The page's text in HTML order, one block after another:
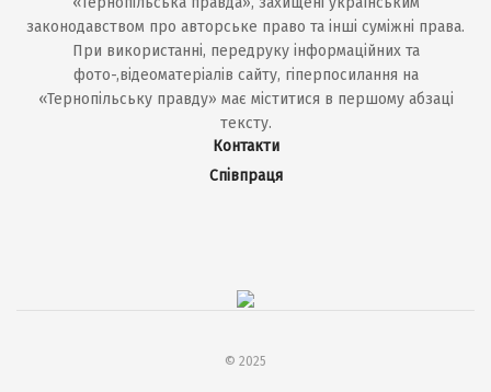
законодавством про авторське право та інші суміжні права.
При використанні, передруку інформаційних та
фото-,відеоматеріалів сайту, гіперпосилання на
«Тернопільську правду» має міститися в першому абзаці
тексту.
Контакти
Співпраця
© 2025